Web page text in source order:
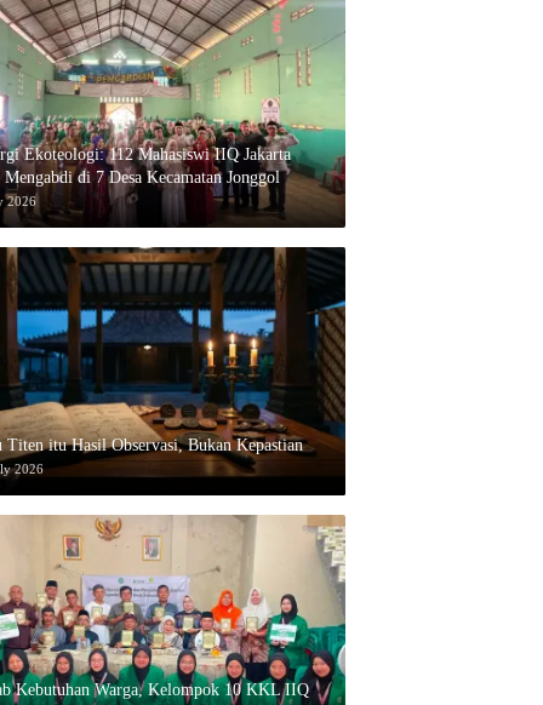
Ekoteologi: 112 Mahasiswi IIQ Jakarta
Mengabdi di 7 Desa Kecamatan Jonggol
2026
Titen itu Hasil Observasi, Bukan Kepastian
2026
Kebutuhan Warga, Kelompok 10 KKL IIQ